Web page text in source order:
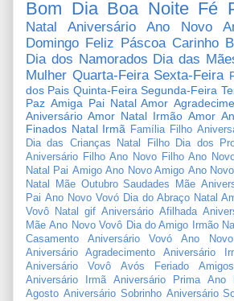
Bom Dia Boa Noite Fé
Natal Aniversário Ano Novo
Domingo Feliz Páscoa Carinho
Dia dos Namorados Dia das
Mulher Quarta-Feira Sexta-Feira
dos Pais Quinta-Feira Segunda-Feira
Paz Amiga Pai Natal Amor
Aniversário Amor Natal Irmão Amor
Finados Natal Irmã Família Filho
Dia das Crianças
Natal Filho Dia dos
Aniversário Filho Ano Novo Filho Ano
Natal Pai Amigo Ano Novo Amigo Ano
Natal Mãe Outubro Saudades Mãe
Pai Ano Novo Vovó Dia do Abraço Natal
Vovô
Natal gif Aniversário Afilhada
Mãe Ano Novo Vovô Dia do Amigo Irmão
Casamento
Aniversário Vovó Ano
Aniversário Agradecimento
Aniversário
Aniversário Vovô
Avós Feriado Amigos
Aniversário Irmã
Aniversário Prima Ano
Agosto Aniversário Sobrinho Aniversário